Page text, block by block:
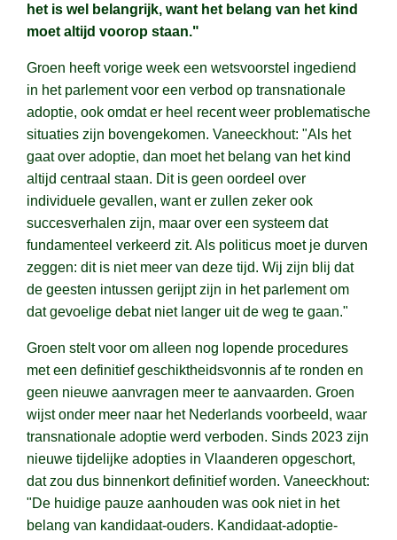
het is wel belangrijk, want het belang van het kind
moet altijd voorop staan."
Groen heeft vorige week een wetsvoorstel ingediend
in het parlement voor een verbod op transnationale
adoptie, ook omdat er heel recent weer problematische
situaties zijn bovengekomen. Vaneeckhout: "Als het
gaat over adoptie, dan moet het belang van het kind
altijd centraal staan. Dit is geen oordeel over
individuele gevallen, want er zullen zeker ook
succesverhalen zijn, maar over een systeem dat
fundamenteel verkeerd zit. Als politicus moet je durven
zeggen: dit is niet meer van deze tijd. Wij zijn blij dat
de geesten intussen gerijpt zijn in het parlement om
dat gevoelige debat niet langer uit de weg te gaan."
Groen stelt voor om alleen nog lopende procedures
met een definitief geschiktheidsvonnis af te ronden en
geen nieuwe aanvragen meer te aanvaarden. Groen
wijst onder meer naar het Nederlands voorbeeld, waar
transnationale adoptie werd verboden. Sinds 2023 zijn
nieuwe tijdelijke adopties in Vlaanderen opgeschort,
dat zou dus binnenkort definitief worden. Vaneeckhout:
"De huidige pauze aanhouden was ook niet in het
belang van kandidaat-ouders. Kandidaat-adoptie-